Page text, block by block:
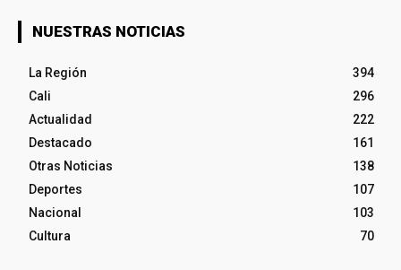
NUESTRAS NOTICIAS
La Región
394
Cali
296
Actualidad
222
Destacado
161
Otras Noticias
138
Deportes
107
Nacional
103
Cultura
70